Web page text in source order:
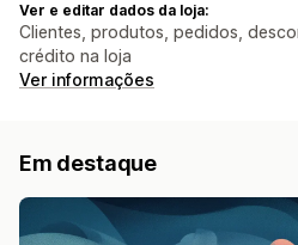
Ver e editar dados da loja:
Clientes, produtos, pedidos,
crédito na loja
Ver informações
Em destaque